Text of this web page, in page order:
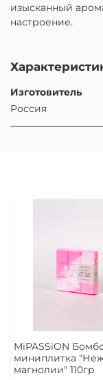
изысканный
настроение.
Изготовитель
Россия
MiPASSiON
миниплитка
магнолии" 110гр